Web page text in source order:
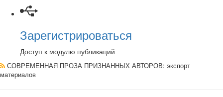
Зарегистрироваться
Доступ к модулю публикаций
СОВРЕМЕННАЯ ПРОЗА ПРИЗНАННЫХ АВТОРОВ: экспорт
материалов